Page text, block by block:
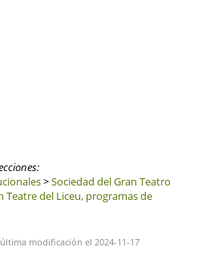
>Sociedad del Gran Teatro
Teatre del Liceu, programas de
modificación el 2024-11-17